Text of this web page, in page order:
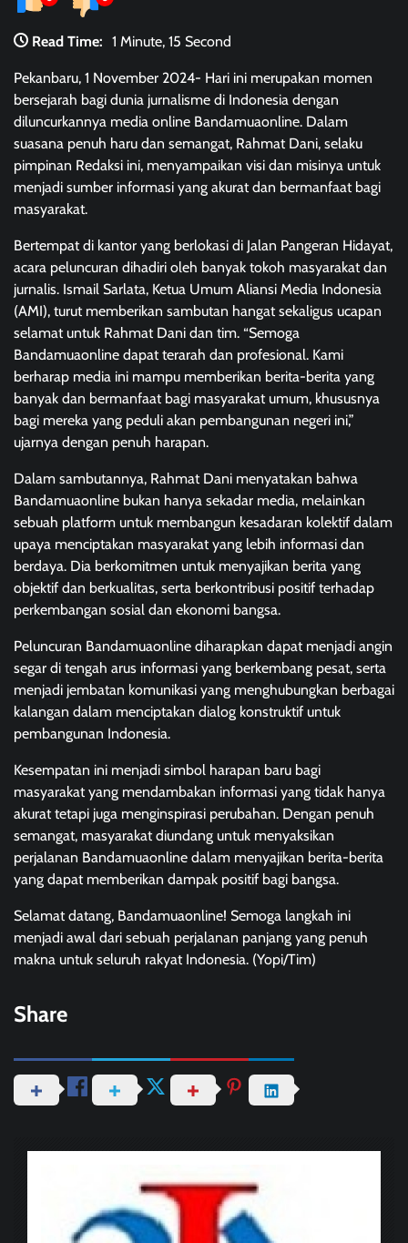
Read Time: 1 Minute, 15 Second
Pekanbaru, 1 November 2024- Hari ini merupakan momen
bersejarah bagi dunia jurnalisme di Indonesia dengan
diluncurkannya media online Bandamuaonline. Dalam
suasana penuh haru dan semangat, Rahmat Dani, selaku
pimpinan Redaksi ini, menyampaikan visi dan misinya untuk
menjadi sumber informasi yang akurat dan bermanfaat bagi
masyarakat.
Bertempat di kantor yang berlokasi di Jalan Pangeran Hidayat,
acara peluncuran dihadiri oleh banyak tokoh masyarakat dan
jurnalis. Ismail Sarlata, Ketua Umum Aliansi Media Indonesia
(AMI), turut memberikan sambutan hangat sekaligus ucapan
selamat untuk Rahmat Dani dan tim. “Semoga
Bandamuaonline dapat terarah dan profesional. Kami
berharap media ini mampu memberikan berita-berita yang
banyak dan bermanfaat bagi masyarakat umum, khususnya
bagi mereka yang peduli akan pembangunan negeri ini,”
ujarnya dengan penuh harapan.
Dalam sambutannya, Rahmat Dani menyatakan bahwa
Bandamuaonline bukan hanya sekadar media, melainkan
sebuah platform untuk membangun kesadaran kolektif dalam
upaya menciptakan masyarakat yang lebih informasi dan
berdaya. Dia berkomitmen untuk menyajikan berita yang
objektif dan berkualitas, serta berkontribusi positif terhadap
perkembangan sosial dan ekonomi bangsa.
Peluncuran Bandamuaonline diharapkan dapat menjadi angin
segar di tengah arus informasi yang berkembang pesat, serta
menjadi jembatan komunikasi yang menghubungkan berbagai
kalangan dalam menciptakan dialog konstruktif untuk
pembangunan Indonesia.
Kesempatan ini menjadi simbol harapan baru bagi
masyarakat yang mendambakan informasi yang tidak hanya
akurat tetapi juga menginspirasi perubahan. Dengan penuh
semangat, masyarakat diundang untuk menyaksikan
perjalanan Bandamuaonline dalam menyajikan berita-berita
yang dapat memberikan dampak positif bagi bangsa.
Selamat datang, Bandamuaonline! Semoga langkah ini
menjadi awal dari sebuah perjalanan panjang yang penuh
makna untuk seluruh rakyat Indonesia. (Yopi/Tim)
Share